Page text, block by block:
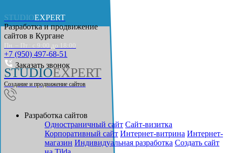
STUDIOEXPERT
Разработка и продвижение
сайтов в Кургане
Пн. – Пт.: с 9:00 до 18:00
+7 (950) 497-68-51
Заказать звонок
STUDIOEXPERT
Создание и продвижение сайтов
Разработка сайтов
Одностраничный сайт Cайт-визитка
Корпоративный сайт Интернет-витрина Интернет-
магазин Индивидуальная разработка Создать сайт